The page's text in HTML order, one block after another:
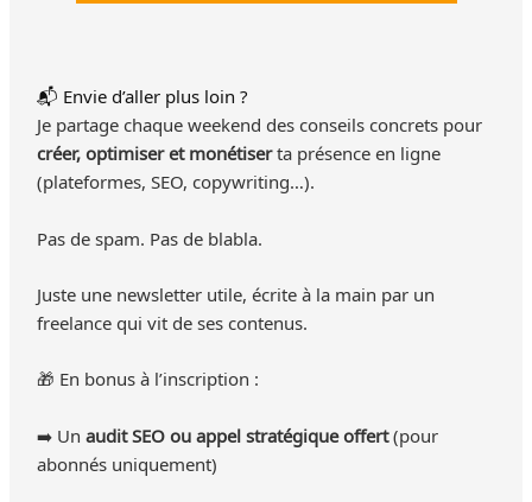
📬 Envie d’aller plus loin ?
Je partage chaque weekend des conseils concrets pour
créer, optimiser et monétiserta présence en ligne
(plateformes, SEO, copywriting…).
Pas de spam. Pas de blabla.
Juste une newsletter utile, écrite à la main par un
freelance qui vit de ses contenus.
🎁 En bonus à l’inscription :
➡️ Unaudit SEO ou appel stratégique offert(pour
abonnés uniquement)